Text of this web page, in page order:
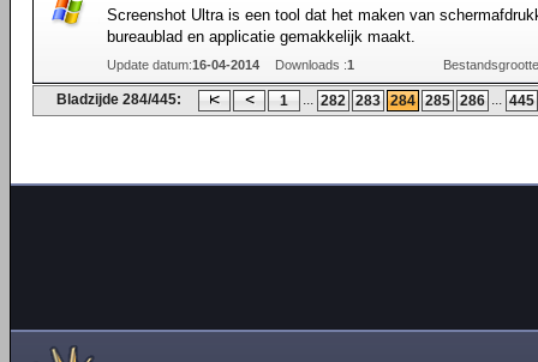
Screenshot Ultra is een tool dat het maken van
bureaublad en applicatie gemakkelijk maakt.
Update datum:16-04-2014 Downloads :1
Bladzijde 284/445: 1 ... 282 283 284 285 286 ... 445